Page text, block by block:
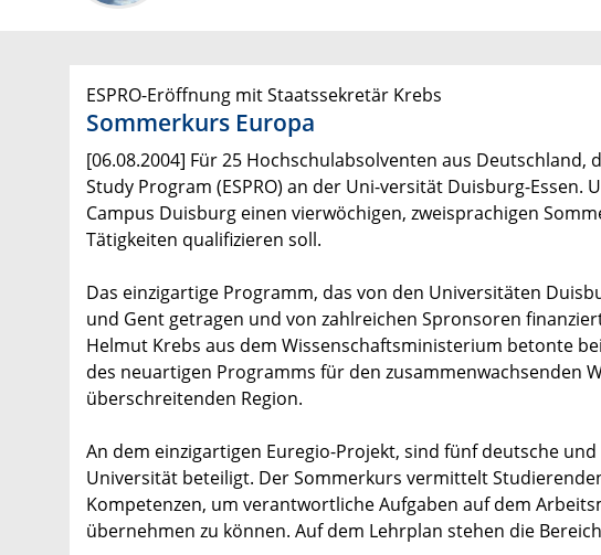
ESPRO-Eröffnung mit Staatssekretär Krebs
Sommerkurs Europa
[06.08.2004] Für 25 Hochschulabsolventen aus
Study Program (ESPRO) an der Uni-versität Duisburg-
Campus Duisburg einen vierwöchigen, zweisprachigen
Tätigkeiten qualifizieren soll.
Das einzigartige Programm, das von den Universitäten
und Gent getragen und von zahlreichen Spronsoren
Helmut Krebs aus dem Wissenschaftsministerium betonte
des neuartigen Programms für den zusammenwachsenden
überschreitenden Region.
An dem einzigartigen Euregio-Projekt, sind fünf deutsche
Universität beteiligt. Der Sommerkurs vermittelt
Kompetenzen, um verantwortliche Aufgaben auf dem
übernehmen zu können. Auf dem Lehrplan stehen die